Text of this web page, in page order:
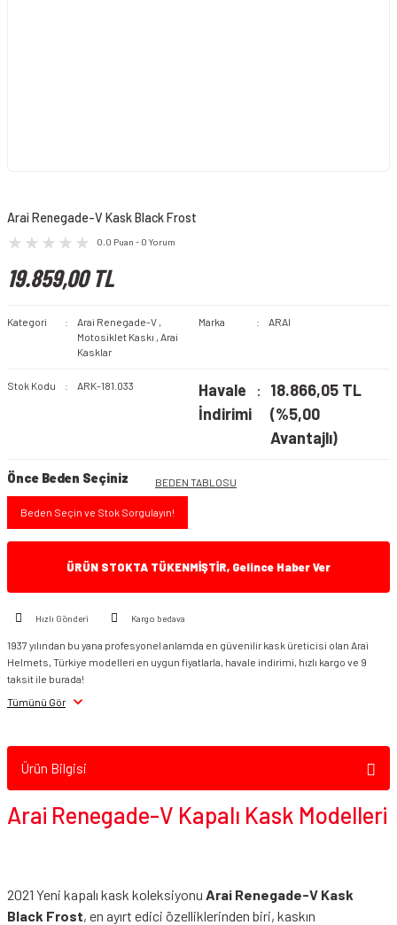
Arai Renegade-V Kask Black Frost
0.0 Puan - 0 Yorum
19.859,00 TL
Kategori Arai Renegade-V ,
Motosiklet Kaskı , Arai
Kasklar
Marka ARAI
Stok Kodu ARK-181.033
Havale
İndirimi
18.866,05 TL
(%5,00
Avantajlı)
Önce Beden Seçiniz BEDEN TABLOSU
Beden Seçin ve Stok Sorgulayın!
ÜRÜN STOKTA TÜKENMİŞTİR, Gelince Haber Ver
Hızlı Gönderi Kargo bedava
1937 yılından bu yana profesyonel anlamda en güvenilir kask üreticisi olan Arai
Helmets, Türkiye modelleri en uygun fiyatlarla, havale indirimi, hızlı kargo ve 9
taksit ile burada!
Tümünü Gör
Ürün Bilgisi
Arai Renegade-V Kapalı Kask Modelleri
2021 Yeni kapalı kask koleksiyonu Arai Renegade-V Kask
Black Frost, en ayırt edici özelliklerinden biri, kaskın